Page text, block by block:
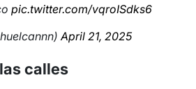
pic.twitter.com/vqroISdks6
April 21, 2025
calles